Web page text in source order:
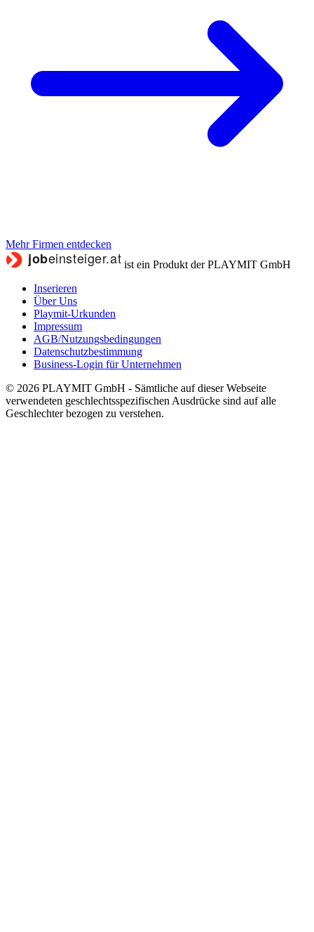
Mehr Firmen entdecken
ist ein Produkt der PLAYMIT GmbH
Inserieren
Über Uns
Playmit-Urkunden
Impressum
AGB/Nutzungsbedingungen
Datenschutzbestimmung
Business-Login für Unternehmen
© 2026 PLAYMIT GmbH - Sämtliche auf dieser Webseite
verwendeten geschlechtsspezifischen Ausdrücke sind auf alle
Geschlechter bezogen zu verstehen.